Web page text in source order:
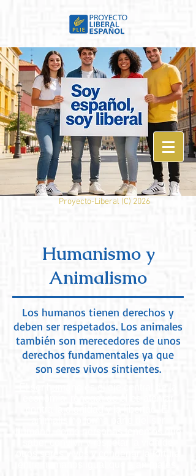
Proyecto-Liberal (C) 2026
Humanismo y
Animalismo
Los humanos tienen derechos y
deben ser respetados. Los animales
también son merecedores de unos
derechos fundamentales ya que
son seres vivos sintientes.